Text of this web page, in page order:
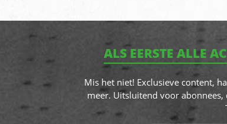
ALS EERSTE ALLE
Mis het niet! Exclusieve content,
meer. Uitsluitend voor